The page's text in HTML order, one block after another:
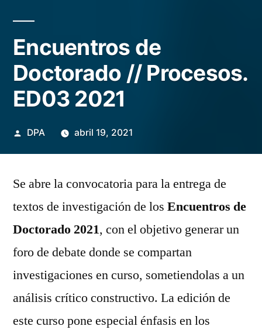
Encuentros de
Doctorado // Procesos.
ED03 2021
Publicado
DPA abril 19, 2021
Se abre la convocatoria para la entrega de
textos de investigación de los Encuentros de
Doctorado 2021, con el objetivo generar un
foro de debate donde se compartan
investigaciones en curso, sometiendolas a un
análisis crítico constructivo. La edición de
este curso pone especial énfasis en los